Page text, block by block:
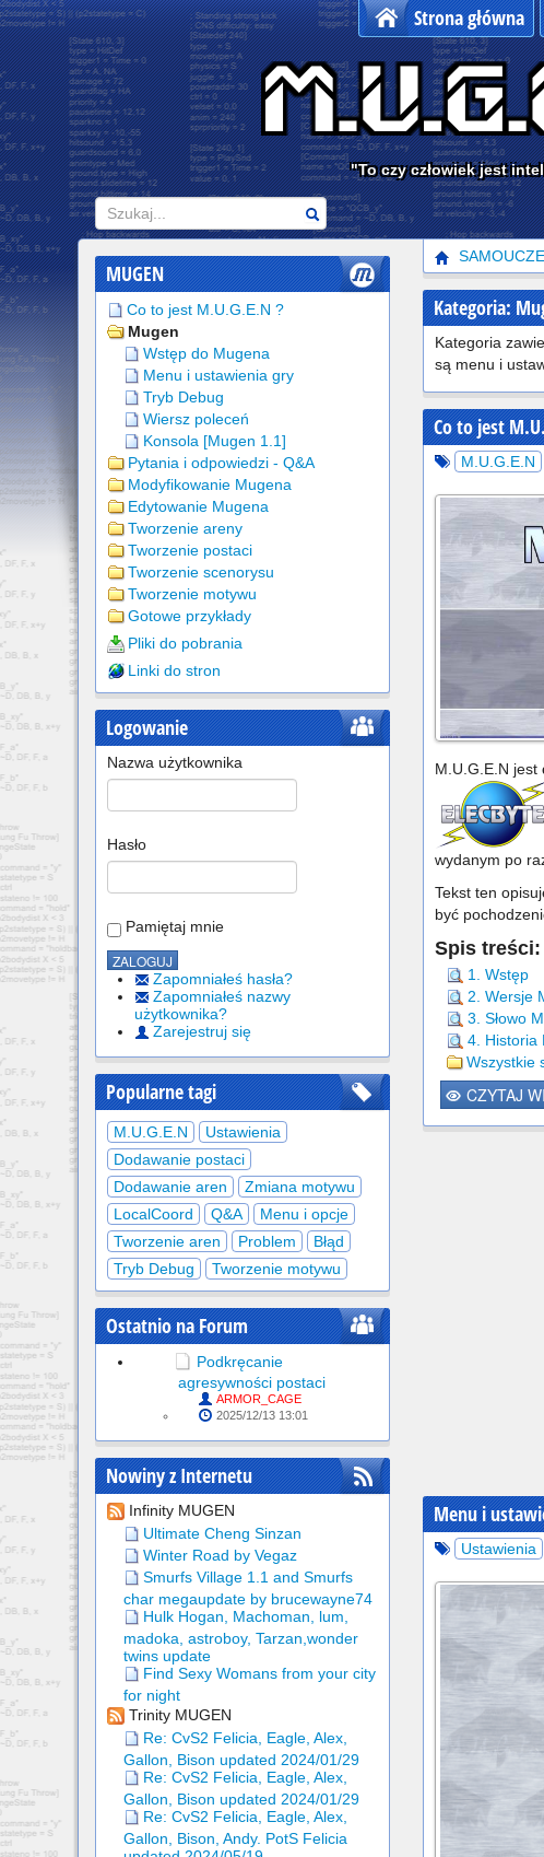
Strona główna
"To czy człowiek jest
Szukaj
MUGEN
Co to jest M.U.G.E.N ?
Mugen
Wstęp do Mugena
Menu i ustawienia gry
Tryb Debug
Wiersz poleceń
Konsola [Mugen 1.1]
Pytania i odpowiedzi - Q&A
Modyfikowanie Mugena
Edytowanie Mugena
Tworzenie areny
Tworzenie postaci
Tworzenie scenorysu
Tworzenie motywu
Gotowe przykłady
Pliki do pobrania
Linki do stron
Logowanie
Nazwa użytkownika
Hasło
Pamiętaj mnie
Zapomniałeś hasła?
Zapomniałeś nazwy
użytkownika?
Zarejestruj się
Popularne tagi
M.U.G.E.N
Ustawienia
Dodawanie postaci
Dodawanie aren
Zmiana motywu
LocalCoord
Q&A
Menu i opcje
Tworzenie aren
Problem
Błąd
Tryb Debug
Tworzenie motywu
Ostatnio na Forum
Podkręcanie
agresywności postaci
ARMOR_CAGE
2025/12/13 13:01
Nowiny z Internetu
Infinity MUGEN
Ultimate Cheng Sinzan
Winter Road by Vegaz
Smurfs Village 1.1 and Smurfs
char megaupdate by brucewayne74
Hulk Hogan, Machoman, lum,
madoka, astroboy, Tarzan,wonder
twins update
Find Sexy Womans from your city
for night
Trinity MUGEN
Re: CvS2 Felicia, Eagle, Alex,
Gallon, Bison updated 2024/01/29
Re: CvS2 Felicia, Eagle, Alex,
Gallon, Bison updated 2024/01/29
Re: CvS2 Felicia, Eagle, Alex,
Gallon, Bison, Andy. PotS Felicia
Kategoria:
Kategoria
są menu i
Co to jest
M.U.G.E.N
M.U.G.E.N jest
wydanym po
Tekst ten
być
Spis treści:
1. Wstęp
2. Wersje
3. Słowo
4. Historia
Wszystkie
CZYTAJ
Menu i
Ustawienia